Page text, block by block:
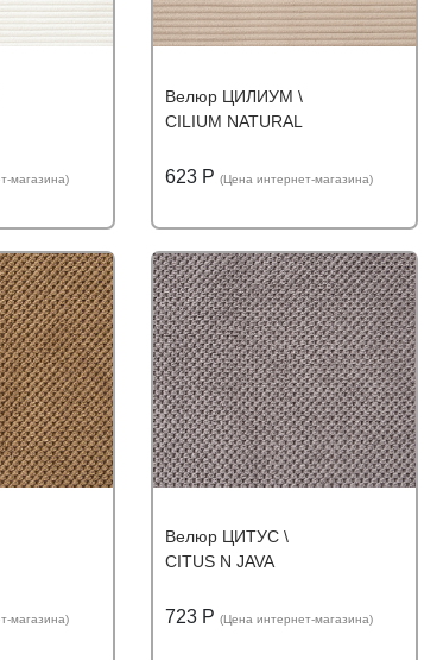
магазина)
Велюр ЦИЛИУМ \
CILIUM NATURAL
623 Р (Цена интернет-магазина)
магазина)
Велюр ЦИТУС \
CITUS N JAVA
723 Р (Цена интернет-магазина)